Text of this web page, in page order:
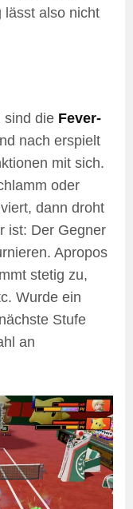
lässt also nicht
sind die Fever-
nach erspielt
mit sich.
oder
dann droht
ist: Der Gegner
Apropos
stetig zu,
Wurde ein
Stufe
an